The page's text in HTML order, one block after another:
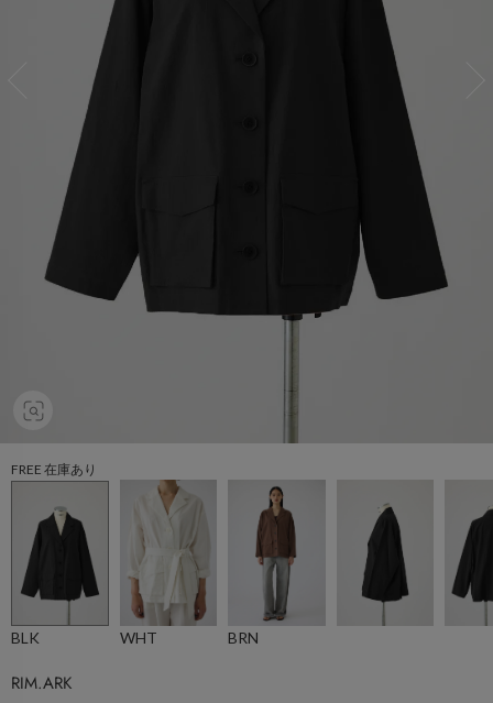
FREE 在庫あり
BLK WHT BRN
RIM.ARK